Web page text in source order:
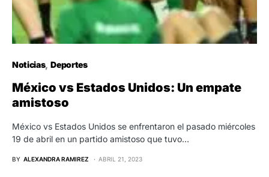
Noticias Deportes
México vs Estados Unidos: Un empate
amistoso
México vs Estados Unidos se enfrentaron el pasado miércoles
19 de abril en un partido amistoso que tuvo…
BY ALEXANDRA RAMIREZ ABRIL 21, 2023